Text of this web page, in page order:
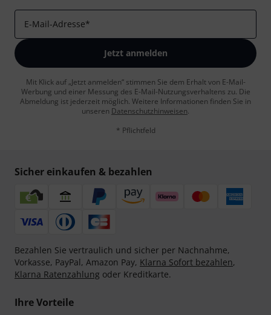
E-Mail-Adresse*
Jetzt anmelden
Mit Klick auf „Jetzt anmelden“ stimmen Sie dem Erhalt von E-Mail-
Werbung und einer Messung des E-Mail-Nutzungsverhaltens zu. Die
Abmeldung ist jederzeit möglich. Weitere Informationen finden Sie in
unseren Datenschutzhinweisen.
* Pflichtfeld
Sicher einkaufen & bezahlen
Bezahlen Sie vertraulich und sicher per Nachnahme,
Vorkasse, PayPal, Amazon Pay, Klarna Sofort bezahlen,
Klarna Ratenzahlung oder Kreditkarte.
Ihre Vorteile